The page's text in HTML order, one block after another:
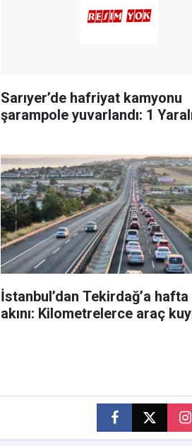
Sarıyer’de hafriyat kamyonu
şarampole yuvarlandı: 1
İstanbul’dan Tekirdağ’a
akını: Kilometrelerce araç